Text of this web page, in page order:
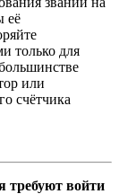
её
только для
или
счётчика
требуют войти